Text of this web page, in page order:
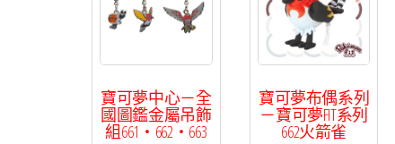
寶可夢中心－全
國圖鑑金屬吊飾
組661・662・663
寶可夢布偶系列
－寶可夢FIT系列
662火箭雀